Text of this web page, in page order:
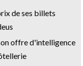
de ses billets
offre d'intelligence